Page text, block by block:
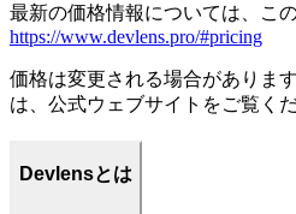
最新の価格情報については、こ
https://www.devlens.pro/#pricing
価格は変更される場合がありま
は、公式ウェブサイトをご覧くだ
Devlensとは